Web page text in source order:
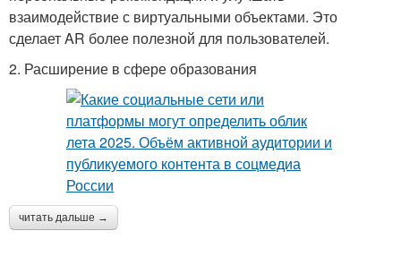
взаимодействие с виртуальными объектами. Это
сделает AR более полезной для пользователей.
2. Расширение в сфере образования
читать дальше →